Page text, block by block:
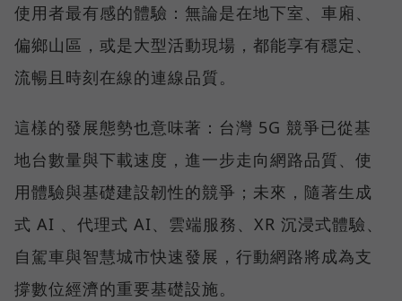
使用者最有感的體驗：無論是在地下室、車廂、
偏鄉山區，或是大型活動現場，都能享有穩定、
流暢且時刻在線的連線品質。
這樣的發展態勢也意味著：台灣 5G 競爭已從基
地台數量與下載速度，進一步走向網路品質、使
用體驗與基礎建設韌性的競爭；未來，隨著生成
式 AI 、代理式 AI、雲端服務、XR 沉浸式體驗、
自駕車與智慧城市快速發展，行動網路將成為支
撐數位經濟的重要基礎設施。